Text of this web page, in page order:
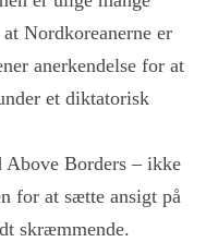
Nordkoreanerne er
anerkendelse for at
et diktatorisk
Above Borders – ikke
for at sætte ansigt på
skræmmende.